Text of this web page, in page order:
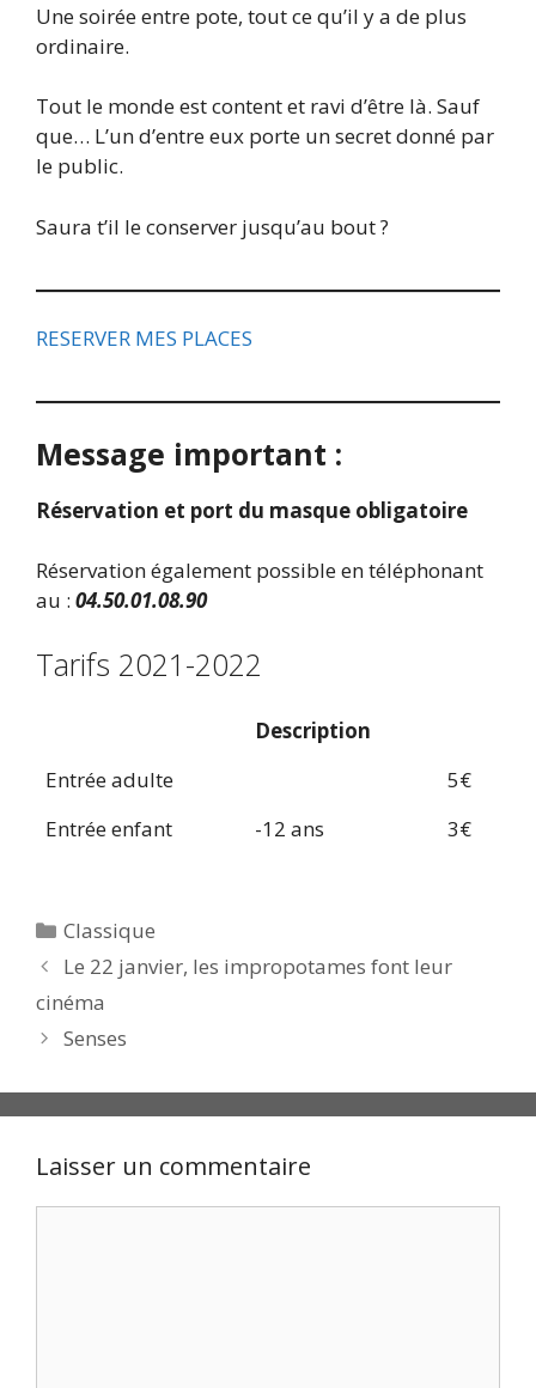
Une soirée entre pote, tout ce qu’il y a de plus
ordinaire.
Tout le monde est content et ravi d’être là. Sauf
que… L’un d’entre eux porte un secret donné par
le public.
Saura t’il le conserver jusqu’au bout ?
RESERVER MES PLACES
Message important :
Réservation et port du masque obligatoire
Réservation également possible en téléphonant
au : 04.50.01.08.90
Tarifs 2021-2022
Description
Entrée adulte
5€
Entrée enfant
-12 ans 3€
Catégories
Classique
Le 22 janvier, les impropotames font leur
cinéma
Senses
Laisser un commentaire